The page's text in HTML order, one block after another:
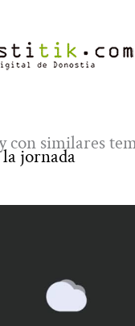
con similares
jornada